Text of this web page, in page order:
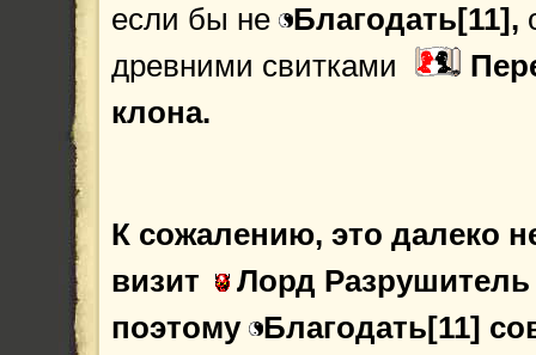
если бы не
Благодать[11],
древними свитками
клона.
К сожалению, это далеко
визит
Лорд Разрушитель
поэтому
Благодать[11]